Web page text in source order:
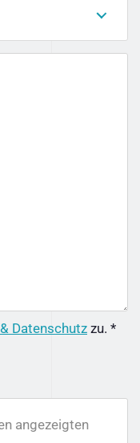
Datenschutzzu. *
angezeigten